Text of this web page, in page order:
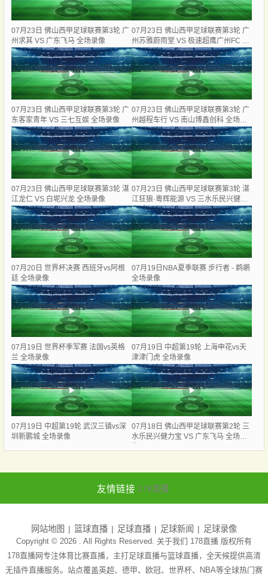
07月23日 佛山西甲足球联赛第3轮 广
州求其 VS 广东飞马 全场录像
07月23日 佛山西甲足球联赛第3轮 广
州苏雅蔚雨堂 VS 极速超鹰广州FC 全
场录像
07月23日 佛山西甲足球联赛第3轮 广
东客家青年 VS 三七互娱 全场录像
07月23日 佛山西甲足球联赛第3轮 广
州越程车行 VS 南山博鑫创科 全场录
像
07月23日 佛山西甲足球联赛第3轮 湛
江龙仁 VS 白坭兴龙 全场录像
07月23日 佛山西甲足球联赛第3轮 湛
江狂狼·粵辉能源 VS 三水乐民兴健力
宝 全场录像
07月20日 世界杯决赛 西班牙vs阿根
廷 全场录像
07月19日NBA夏季联赛 步行者 - 鹈鹕
全场录像
07月19日 世界杯季军赛 法国vs英格
兰 全场录像
07月19日 中超第19轮 上海申花vs天
津津门虎 全场录像
07月19日 中超第19轮 武汉三镇vs深
圳新鹏城 全场录像
07月18日 佛山西甲足球联赛第2轮 三
水乐民兴健力宝 VS 广东飞马 全场录
友情链接 178直播
网站地图 篮球直播 足球直播 足球新闻 足球录像
Copyright © 2026 . All Rights Reserved. 关于我们 178直播 版权所有
178直播网专注体育比赛直播，主打足球直播与篮球直播，全天候提供高清
无插件直播服务。站点覆盖英超、德甲、欧冠、世界杯、NBA等全球热门赛